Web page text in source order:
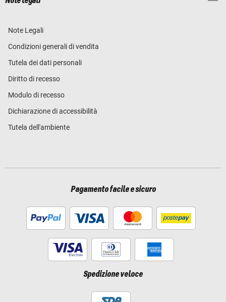
Note Legali
Condizioni generali di vendita
Tutela dei dati personali
Diritto di recesso
Modulo di recesso
Dichiarazione di accessibilità
Tutela dell'ambiente
Pagamento facile e sicuro
Spedizione veloce